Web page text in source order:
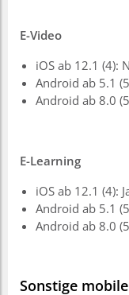
E-Video
iOS ab 12.1 (4):
Android ab 5.1
Android ab 8.0
E-Learning
iOS ab 12.1 (4):
Android ab 5.1
Android ab 8.0
Sonstige